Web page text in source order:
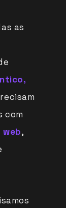
as
com
,